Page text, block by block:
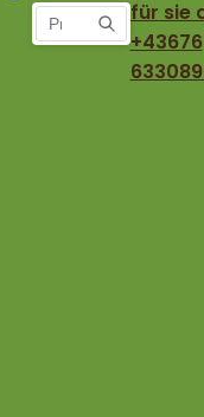
für sie
+43676